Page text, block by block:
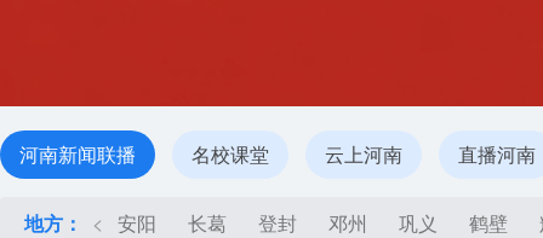
河南新闻联播 名校课堂 云上河南 直播河南
地方： < 安阳 长葛 登封 邓州 巩义 鹤壁